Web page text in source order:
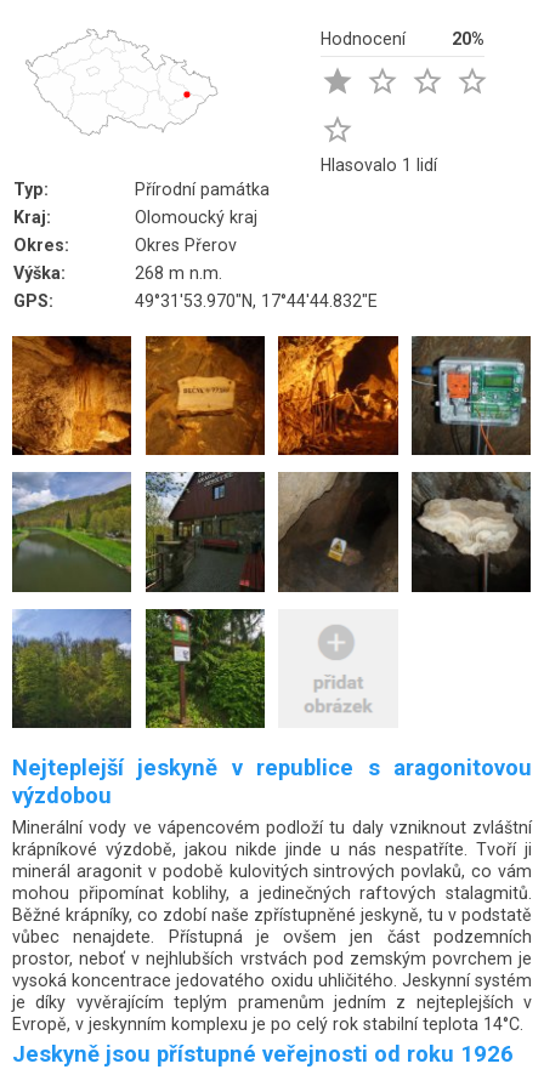
Hodnocení 20%
   

Hlasovalo 1 lidí
Typ:
Přírodní památka
Kraj:
Olomoucký kraj
Okres:
Okres Přerov
Výška:
268 m n.m.
GPS:
49°31'53.970"N, 17°44'44.832"E
Nejteplejší jeskyně v republice s aragonitovou
výzdobou
Minerální vody ve vápencovém podloží tu daly vzniknout zvláštní
krápníkové výzdobě, jakou nikde jinde u nás nespatříte. Tvoří ji
minerál aragonit v podobě kulovitých sintrových povlaků, co vám
mohou připomínat koblihy, a jedinečných raftových stalagmitů.
Běžné krápníky, co zdobí naše zpřístupněné jeskyně, tu v podstatě
vůbec nenajdete. Přístupná je ovšem jen část podzemních
prostor, neboť v nejhlubších vrstvách pod zemským povrchem je
vysoká koncentrace jedovatého oxidu uhličitého. Jeskynní systém
je díky vyvěrajícím teplým pramenům jedním z nejteplejších v
Evropě, v jeskynním komplexu je po celý rok stabilní teplota 14°C.
Jeskyně jsou přístupné veřejnosti od roku 1926